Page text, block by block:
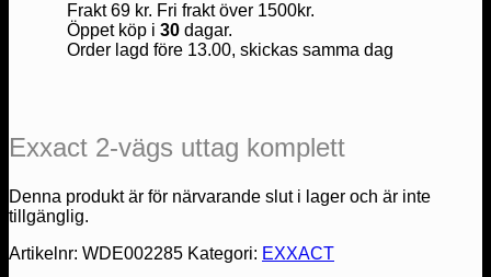
Frakt 69 kr. Fri frakt över 1500kr.
Öppet köp i 30dagar.
Order lagd före 13.00, skickas samma dag
Exxact 2-vägs uttag komplett
Denna produkt är för närvarande slut i lager och är inte
tillgänglig.
Artikelnr: WDE002285 Kategori: EXXACT